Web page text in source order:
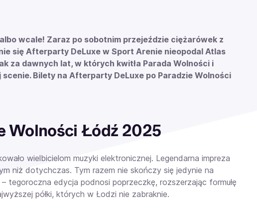
wcale! Zaraz po sobotnim przejeździe ciężarówek z
się Afterparty DeLuxe w Sport Arenie nieopodal Atlas
za dawnych lat, w których kwitła Parada Wolności i
Bilety na Afterparty DeLuxe po Paradzie Wolności
Wolności Łódź 2025
wielbicielom muzyki elektronicznej. Legendarna impreza
niż dotychczas. Tym razem nie skończy się jedynie na
tegoroczna edycja podnosi poprzeczkę, rozszerzając formułę
półki, których w Łodzi nie zabraknie.